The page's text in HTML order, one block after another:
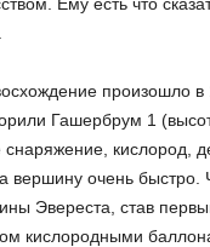
произошло в
Гашербрум 1
кислород,
вершину очень быстро.
Эвереста, став
кислородными